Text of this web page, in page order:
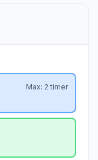
Max: 2 timer